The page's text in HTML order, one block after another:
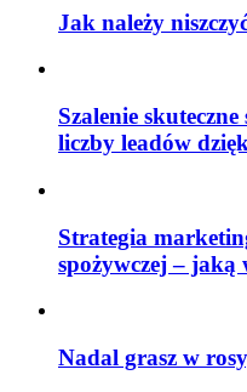
Jak należy
Szalenie
liczby leadów
Strategia
spożywczej – jaką
Nadal grasz w